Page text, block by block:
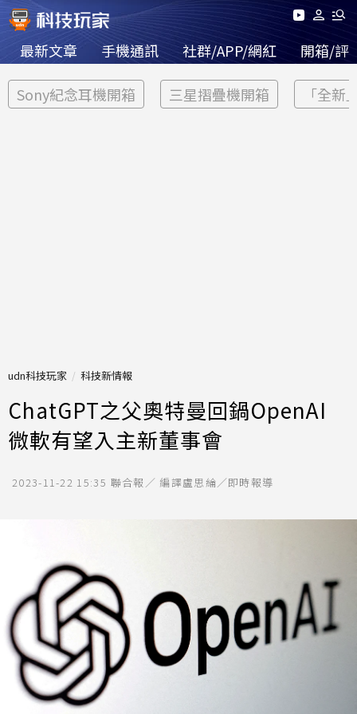
最新文章 手機通訊 社群/APP/網紅 開箱/評
Sony紀念耳機開箱 三星摺疊機開箱 「全新
udn科技玩家 科技新情報
ChatGPT之父奧特曼回鍋OpenAI
微軟有望入主新董事會
2023-11-22 15:35 聯合報／ 編譯盧思綸／即時報導